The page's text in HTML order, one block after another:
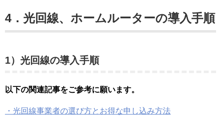
4．光回線、ホームルーターの導入手順
1）光回線の導入手順
以下の関連記事をご参考に願います。
・光回線事業者の選び方とお得な申し込み方法